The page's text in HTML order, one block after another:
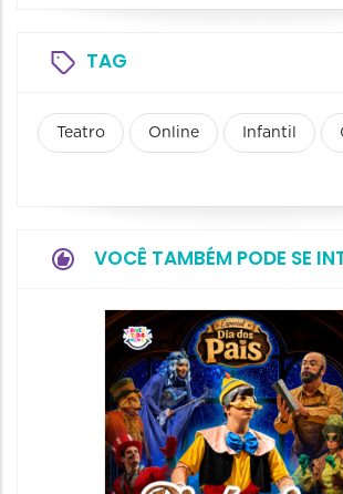
TAG
Teatro Online Infantil
VOCÊ TAMBÉM PODE SE